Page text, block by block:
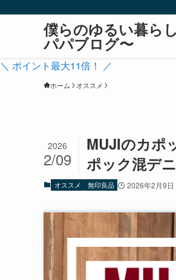
僕らのゆるい暮ら
パパブログ〜
＼ ポイント最大11倍！ ／
ホーム オススメ
MUJIのカポ
ポック混デ
2026
2/09
オススメ 無印良品 2026年2月9日